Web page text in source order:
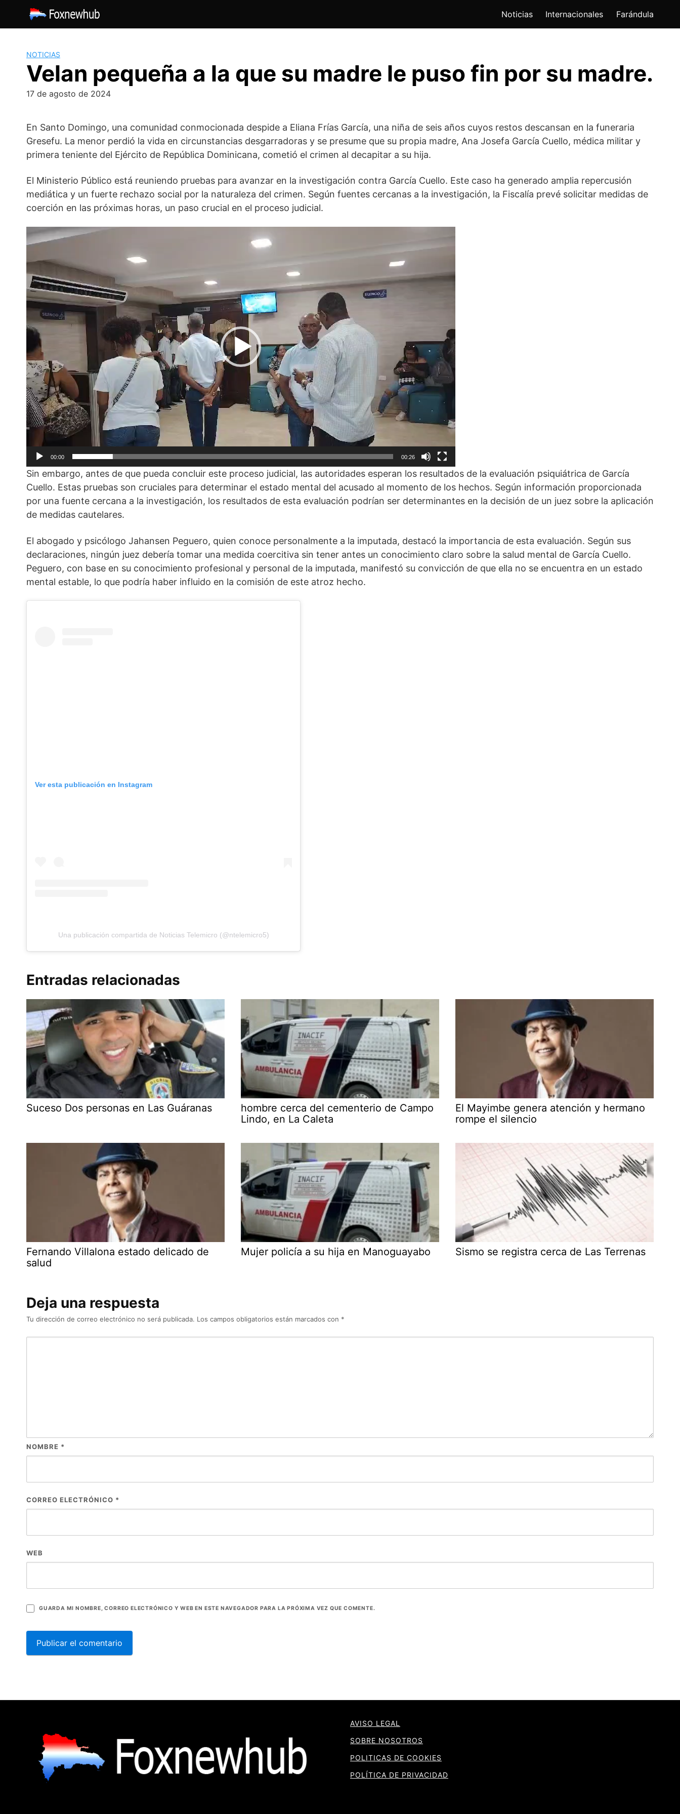
contenido
Noticias Internacionales Farándula
NOTICIAS
Velan pequeña a la que su madre le puso fin por su madre.
17 de agosto de 2024
En Santo Domingo, una comunidad conmocionada despide a Eliana Frías García, una niña de seis años cuyos restos descansan en la funeraria
Gresefu. La menor perdió la vida en circunstancias desgarradoras y se presume que su propia madre, Ana Josefa García Cuello, médica militar y
primera teniente del Ejército de República Dominicana, cometió el crimen al decapitar a su hija.
El Ministerio Público está reuniendo pruebas para avanzar en la investigación contra García Cuello. Este caso ha generado amplia repercusión
mediática y un fuerte rechazo social por la naturaleza del crimen. Según fuentes cercanas a la investigación, la Fiscalía prevé solicitar medidas de
coerción en las próximas horas, un paso crucial en el proceso judicial.
Reproductor
de
00:00 00:26
Sin embargo, antes de que pueda concluir este proceso judicial, las autoridades esperan los resultados de la evaluación psiquiátrica de García
Cuello. Estas pruebas son cruciales para determinar el estado mental del acusado al momento de los hechos. Según información proporcionada
por una fuente cercana a la investigación, los resultados de esta evaluación podrían ser determinantes en la decisión de un juez sobre la aplicación
de medidas cautelares.
El abogado y psicólogo Jahansen Peguero, quien conoce personalmente a la imputada, destacó la importancia de esta evaluación. Según sus
declaraciones, ningún juez debería tomar una medida coercitiva sin tener antes un conocimiento claro sobre la salud mental de García Cuello.
Peguero, con base en su conocimiento profesional y personal de la imputada, manifestó su convicción de que ella no se encuentra en un estado
mental estable, lo que podría haber influido en la comisión de este atroz hecho.
Ver esta publicación en Instagram
Una publicación compartida de Noticias Telemicro (@ntelemicro5)
Entradas relacionadas
Suceso Dos personas en Las Guáranas
hombre cerca del cementerio de Campo
Lindo, en La Caleta
El Mayimbe genera atención y hermano
rompe el silencio
Fernando Villalona estado delicado de
salud
Mujer policía a su hija en Manoguayabo Sismo se registra cerca de Las Terrenas
Deja una respuesta
Tu dirección de correo electrónico no será publicada. Los campos obligatorios están marcados con *
NOMBRE *
CORREO ELECTRÓNICO *
WEB
GUARDA MI NOMBRE, CORREO ELECTRÓNICO Y WEB EN ESTE NAVEGADOR PARA LA PRÓXIMA VEZ QUE COMENTE.
AVISO LEGAL
SOBRE NOSOTROS
POLITICAS DE COOKIES
POLÍTICA DE PRIVACIDAD